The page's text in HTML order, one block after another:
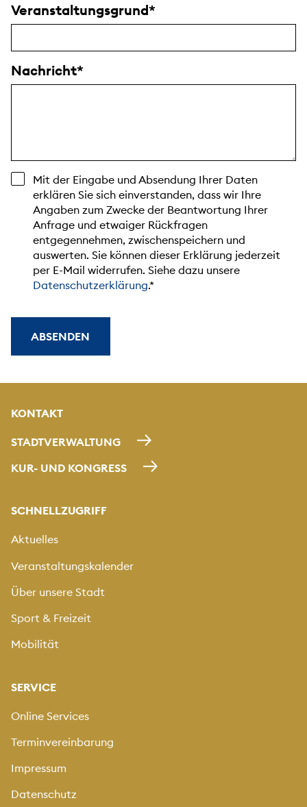
Veranstaltungsgrund
Nachricht
Mit der Eingabe und Absendung Ihrer Daten
erklären Sie sich einverstanden, dass wir Ihre
Angaben zum Zwecke der Beantwortung Ihrer
Anfrage und etwaiger Rückfragen
entgegennehmen, zwischenspeichern und
auswerten. Sie können dieser Erklärung jederzeit
per E-Mail widerrufen. Siehe dazu unsere
Datenschutzerklärung.
ABSENDEN
KONTAKT
STADTVERWALTUNG
KUR- UND KONGRESS
SCHNELLZUGRIFF
Aktuelles
Veranstaltungskalender
Über unsere Stadt
Sport & Freizeit
Mobilität
SERVICE
Online Services
Terminvereinbarung
Impressum
Datenschutz